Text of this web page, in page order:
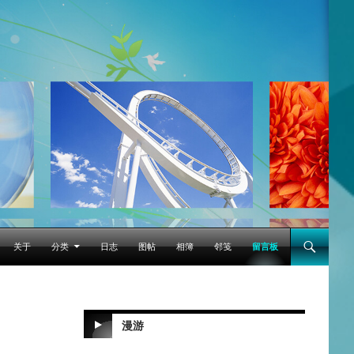
跳至正文
关于
分类 日志 图帖 相簿 邻笺 留言板
漫游